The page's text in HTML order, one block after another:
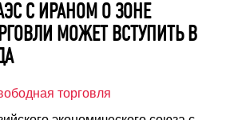
С ИРАНОМ О ЗОНЕ
МОЖЕТ ВСТУПИТЬ В
торговля